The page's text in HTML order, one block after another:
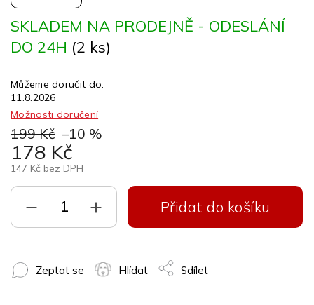
199 Kč –10 %
178 Kč
147 Kč bez DPH
SKLADEM NA PRODEJNĚ - ODESLÁNÍ
DO 24H (2 ks)
Můžeme doručit do:
11.8.2026
Možnosti doručení
Přidat do košíku
Zeptat se Hlídat Sdílet